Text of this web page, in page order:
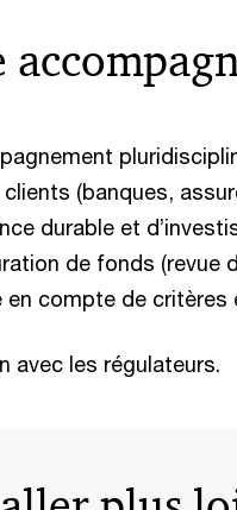
(banques,
durable et
de fonds (revue
en compte de critères
avec les régulateurs.